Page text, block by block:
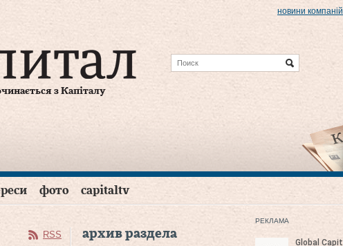
новини компаній
з Капіталу
фото capitaltv
RSS архив раздела
РЕКЛАМА